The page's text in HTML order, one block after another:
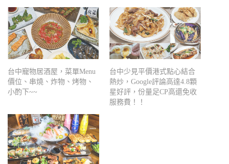
台中寵物居酒屋，菜單Menu
價位、串燒、炸物、烤物、
小酌下~~
台中少見平價港式點心結合
熱炒，Google評論高達4.8顆
星好評，份量足CP高還免收
服務費！！